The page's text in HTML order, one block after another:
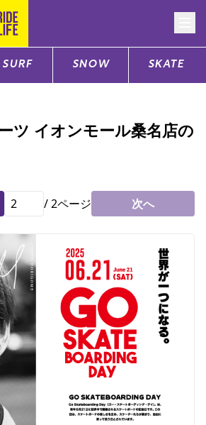
SUPPORT
ご利用ガイド
会員ランク
店頭受取サービス
ギフトラッピング
下取り保証について
よくある質問
SURF SNOW SKATE
ツ イオンモール桑名店の
/2ページ 次へ